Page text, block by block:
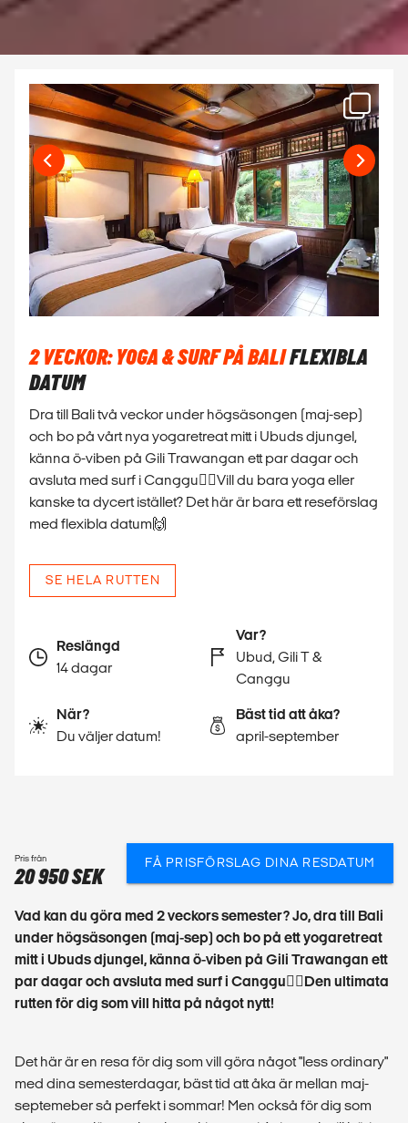
2 VECKOR: YOGA & SURF PÅ BALIFLEXIBLA
DATUM
Dra till Bali två veckor under högsäsongen (maj-sep)
och bo på vårt nya yogaretreat mitt i Ubuds djungel,
känna ö-viben på Gili Trawangan ett par dagar och
avsluta med surf i Canggu🏄‍♂️Vill du bara yoga eller
kanske ta dycert istället? Det här är bara ett reseförslag
med flexibla datum🙌
SE HELA RUTTEN
Reslängd
14 dagar
Var?
Ubud, Gili T &
Canggu
När?
Du väljer datum!
Bäst tid att åka?
april-september
Pris från
20 950 SEK
FÅ PRISFÖRSLAG DINA RESDATUM
Vad kan du göra med 2 veckors semester? Jo, dra till Bali
under högsäsongen (maj-sep) och bo på ett yogaretreat
mitt i Ubuds djungel, känna ö-viben på Gili Trawangan ett
par dagar och avsluta med surf i Canggu🏄‍♂️Den ultimata
rutten för dig som vill hitta på något nytt!
Det här är en resa för dig som vill göra något "less ordinary"
med dina semesterdagar, bäst tid att åka är mellan maj-
septemeber så perfekt i sommar! Men också för dig som